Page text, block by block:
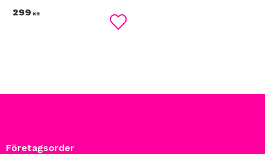
299 KR
Lägg till i favoriter
Företagsorder